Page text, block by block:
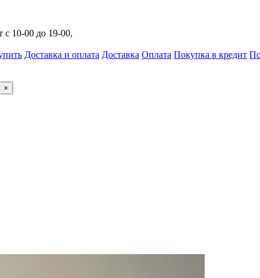
с 10-00 до 19-00,
Доставка и оплата Доставка Оплата Покупка в кредит
×